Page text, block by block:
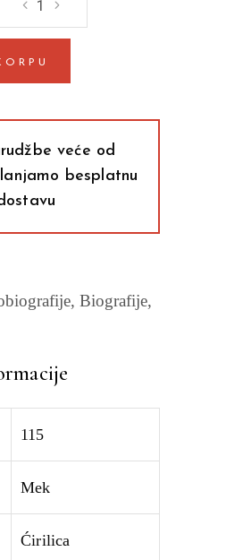
veće od
besplatnu
, Biografije,
115
Mek
Ćirilica